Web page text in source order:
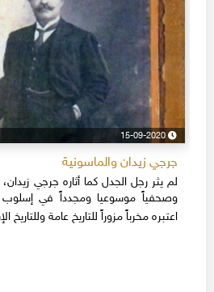
15-09-2020
جرجي زيدان والماسونية
لم يثر رجل الجدل كما أثاره جرجي زيدان،
وصحفياً موسوعيا ومجدداً في إسلوب
اعتبره مخرباً مزوراً للتاريخ عامة وللتاريخ